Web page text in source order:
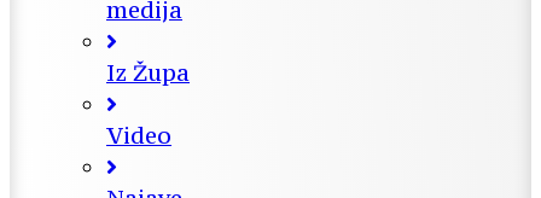
medija
Iz Župa
Video